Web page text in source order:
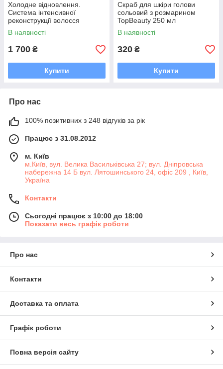
Холодне відновлення.
Система інтенсивної
реконструкції волосся
BONDPLEX 2F Triology (10
застосувань)
В наявності
1 700 ₴
Купити
Скраб для шкіри голови
сольовий з розмарином
TopBeauty 250 мл
В наявності
320 ₴
Купити
Про нас
100% позитивних з 248 відгуків за рік
Працює з 31.08.2012
м. Київ
м.Київ, вул. Велика Васильківська 27; вул. Дніпровська
набережна 14 Б вул. Лятошинського 24, офіс 209 , Київ,
Україна
Контакти
Сьогодні працює з 10:00 до 18:00
Показати весь графік роботи
Про нас
Контакти
Доставка та оплата
Графік роботи
Повна версія сайту